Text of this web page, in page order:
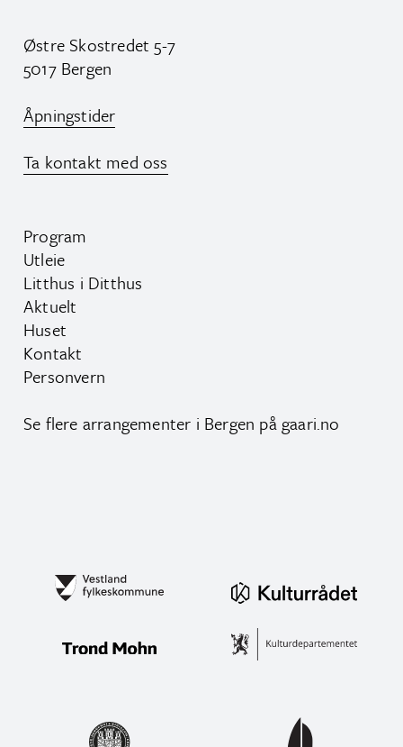
Østre Skostredet 5-7
5017 Bergen
Åpningstider
Ta kontakt med oss
Program
Utleie
Litthus i Ditthus
Aktuelt
Huset
Kontakt
Personvern
Se flere arrangementer i Bergen på gaari.no